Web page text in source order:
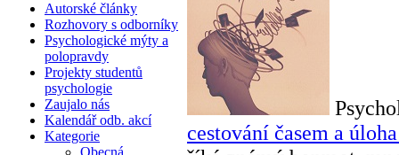
Autorské články
Rozhovory s odborníky
Psychologické mýty a
polopravdy
Projekty studentů
psychologie
Zaujalo nás
Kalendář odb. akcí
Kategorie
cestování časem a